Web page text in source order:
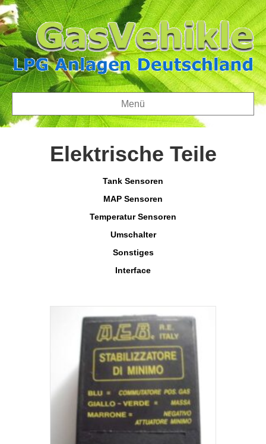
Menü
Elektrische Teile
Tank Sensoren
MAP Sensoren
Temperatur Sensoren
Umschalter
Sonstiges
Interface